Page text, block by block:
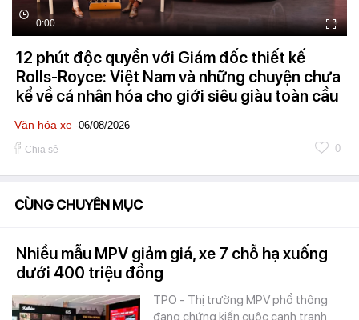
0:00
12 phút độc quyền với Giám đốc thiết kế
Rolls-Royce: Việt Nam và những chuyện chưa
kể về cá nhân hóa cho giới siêu giàu toàn cầu
Văn hóa xe -06/08/2026
Chia sẻ 0
CÙNG CHUYÊN MỤC
Nhiều mẫu MPV giảm giá, xe 7 chỗ hạ xuống
dưới 400 triệu đồng
TPO - Thị trường MPV phổ thông